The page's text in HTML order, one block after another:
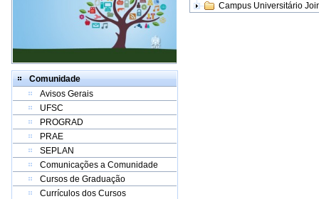
Comunidade
Avisos Gerais
UFSC
PROGRAD
PRAE
SEPLAN
Comunicações a Comunidade
Cursos de Graduação
Currículos dos Cursos
Campus Universitário